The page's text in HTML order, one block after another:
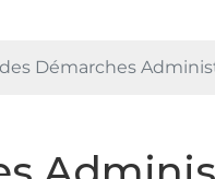
Démarches